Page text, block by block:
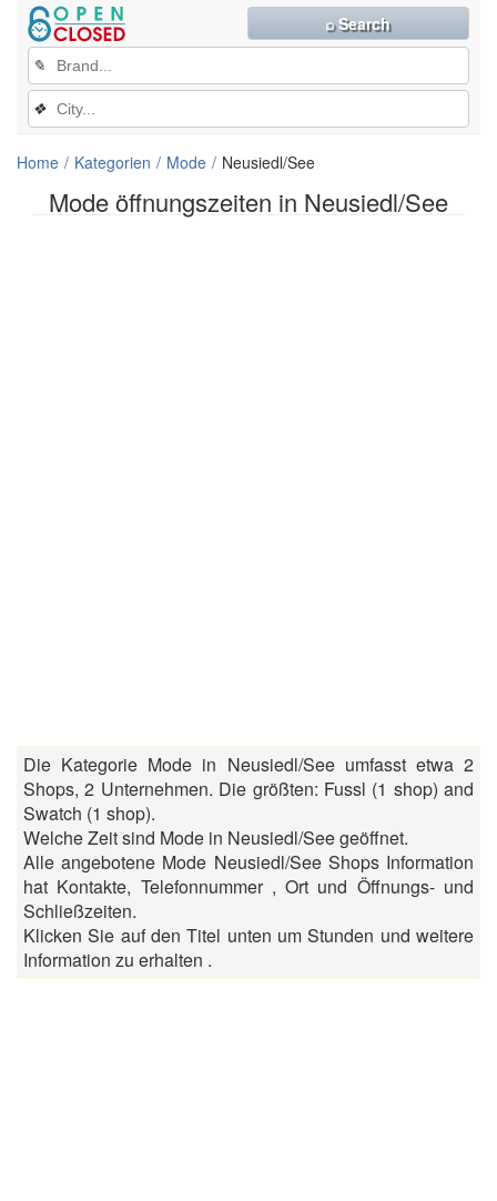
Mode öffnungszeiten in Neusiedl/See
✎
❖
⌕ Search
Home Kategorien Mode Neusiedl/See
Die Kategorie Mode in Neusiedl/See umfasst etwa 2
Shops, 2 Unternehmen. Die größten: Fussl (1 shop) and
Swatch (1 shop).
Welche Zeit sind Mode in Neusiedl/See geöffnet.
Alle angebotene Mode Neusiedl/See Shops Information
hat Kontakte, Telefonnummer , Ort und Öffnungs- und
Schließzeiten.
Klicken Sie auf den Titel unten um Stunden und weitere
Information zu erhalten .